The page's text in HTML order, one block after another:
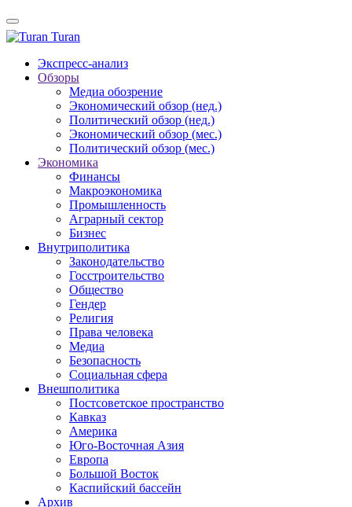
Turan
Экспресс-анализ
Обзоры
Медиа обозрение
Экономический обзор (нед.)
Политический обзор (нед.)
Экономический обзор (мес.)
Политический обзор (мес.)
Экономика
Финансы
Макроэкономика
Промышленность
Аграрный сектор
Бизнес
Внутриполитика
Законодательство
Госстроительство
Общество
Гендер
Религия
Права человека
Медиа
Безопасность
Социальная сфера
Внешполитика
Постсоветское пространство
Кавказ
Америка
Юго-Восточная Азия
Европа
Большой Восток
Каспийский бассейн
Архив